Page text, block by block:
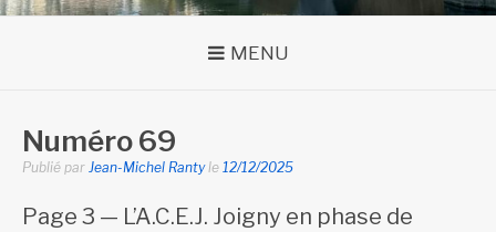
MENU
Numéro 69
Publié par Jean-Michel Rantyle 12/12/2025
Page 3 — L’A.C.E.J. Joigny en phase de